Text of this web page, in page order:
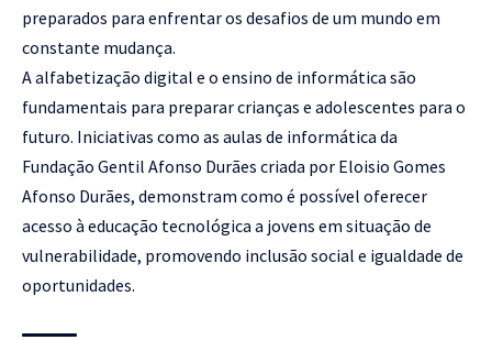
preparados para enfrentar os desafios de um mundo em
constante mudança.
A alfabetização digital e o ensino de informática são
fundamentais para preparar crianças e adolescentes para o
futuro. Iniciativas como as aulas de informática da
Fundação Gentil Afonso Durães criada por Eloisio Gomes
Afonso Durães, demonstram como é possível oferecer
acesso à educação tecnológica a jovens em situação de
vulnerabilidade, promovendo inclusão social e igualdade de
oportunidades.